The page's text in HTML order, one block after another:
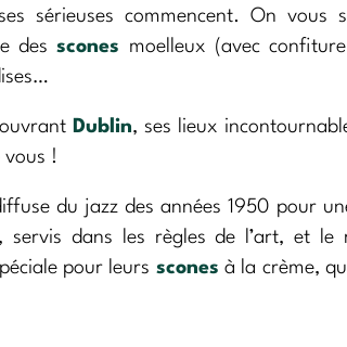
sérieuses commencent. On vous
desscones moelleux (avec
Dublin, ses lieux
vous !
du jazz des années 1950 pour
dans les règles de l’art, et le
pour leurs scones à la crème,